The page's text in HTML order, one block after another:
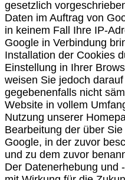
gesetzlich
Daten im Auftrag von
in keinem Fall Ihre IP-
Google in Verbindung
Installation der Cookies
Einstellung in Ihrer
weisen Sie jedoch
gegebenenfalls nicht
Website in vollem
Nutzung unserer
Bearbeitung der über
Google, in der zuvor
und zu dem zuvor
Der Datenerhebung und